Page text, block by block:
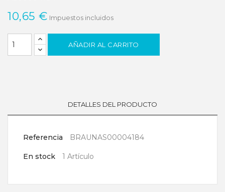
10,65 € Impuestos incluidos
AÑADIR AL CARRITO
DETALLES DEL PRODUCTO
Referencia BRAUNAS00004184
En stock 1 Artículo